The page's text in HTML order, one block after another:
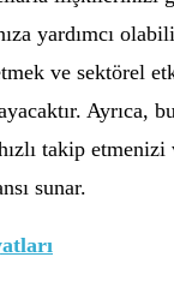
yardımcı
ve sektörel
Ayrıca,
takip etmenizi
sunar.